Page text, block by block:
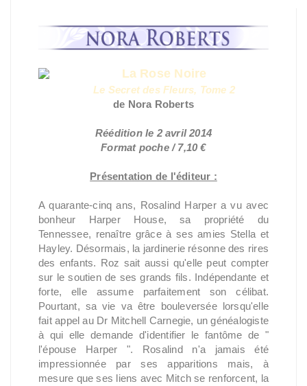
La Rose Noire
Le Secret des Fleurs, Tome 2
de Nora Roberts
Réédition le 2 avril 2014
Format poche / 7,10 €
Présentation de l'éditeur :
A quarante-cinq ans, Rosalind Harper a vu avec
bonheur Harper House, sa propriété du
Tennessee, renaître grâce à ses amies Stella et
Hayley. Désormais, la jardinerie résonne des rires
des enfants. Roz sait aussi qu'elle peut compter
sur le soutien de ses grands fils. Indépendante et
forte, elle assume parfaitement son célibat.
Pourtant, sa vie va être bouleversée lorsqu'elle
fait appel au Dr Mitchell Carnegie, un généalogiste
à qui elle demande d'identifier le fantôme de "
l'épouse Harper ". Rosalind n'a jamais été
impressionnée par ses apparitions mais, à
mesure que ses liens avec Mitch se renforcent, la